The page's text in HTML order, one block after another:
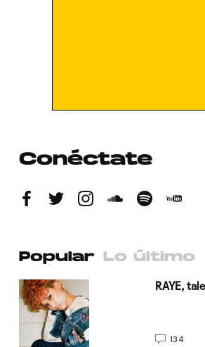
Conéctate
Popular Lo último
RAYE,
134